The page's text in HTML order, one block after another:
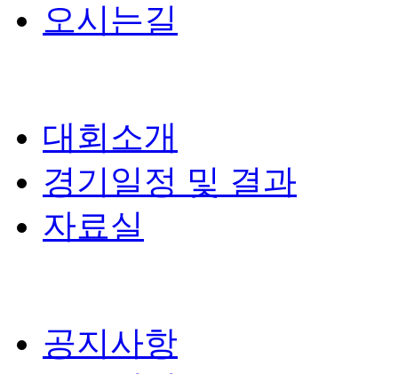
오시는길
대회소개
경기일정 및 결과
자료실
공지사항